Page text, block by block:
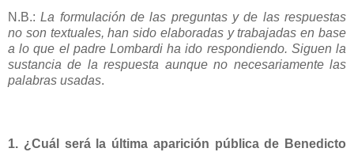
N.B.:La formulación de las preguntas y de las respuestas
no son textuales, han sido elaboradas y trabajadas en base
a lo que el padre Lombardi ha ido respondiendo. Siguen la
sustancia de la respuesta aunque no necesariamente las
palabras usadas.
1. ¿Cuál será la última aparición pública de Benedicto